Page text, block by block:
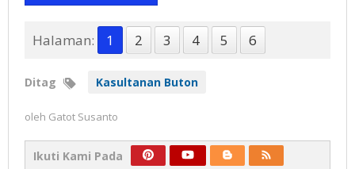
Halaman: 1 2 3 4 5 6
Ditag Kasultanan Buton
oleh Gatot Susanto
Ikuti Kami Pada